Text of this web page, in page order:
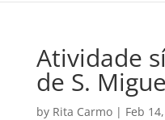
Atividade
de S.
by Rita Carmo| Feb